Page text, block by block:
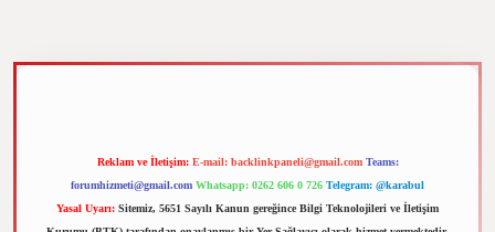
Reklam ve İletişim: E-mail: backlinkpaneli@gmail.com Teams:
forumhizmeti@gmail.com Whatsapp: 0262 606 0 726 Telegram: @karabul
Yasal Uyarı: Sitemiz, 5651 Sayılı Kanun gereğince Bilgi Teknolojileri ve İletişim